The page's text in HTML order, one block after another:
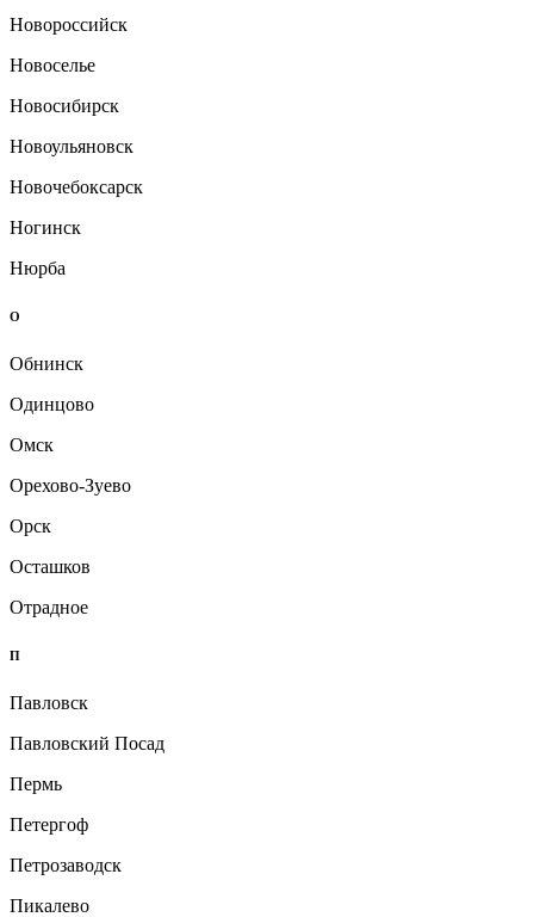
Новороссийск
Новоселье
Новосибирск
Новоульяновск
Новочебоксарск
Ногинск
Нюрба
О
Обнинск
Одинцово
Омск
Орехово-Зуево
Орск
Осташков
Отрадное
П
Павловск
Павловский Посад
Пермь
Петергоф
Петрозаводск
Пикалево